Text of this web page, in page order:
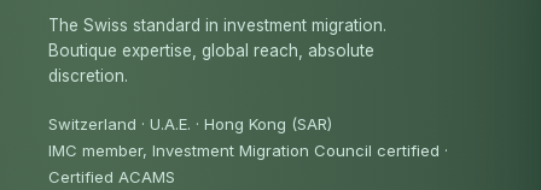
The Swiss standard in investment migration.
Boutique expertise, global reach, absolute
discretion.
Switzerland · U.A.E. · Hong Kong (SAR)
IMC member, Investment Migration Council certified ·
Certified ACAMS